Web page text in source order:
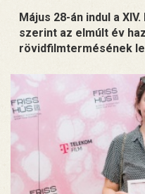
Május 28-án indul a
szerint az elmúlt év
rövidfilmtermésének